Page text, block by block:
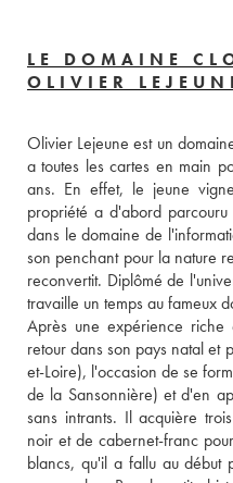
LE DOMAINE
OLIVIER
Olivier Lejeune est un
a toutes les cartes en main
ans. En effet, le jeune
propriété a d'abord
dans le domaine de
son penchant pour la nature
reconvertit. Diplômé de
travaille un temps au fameux
Après une expérience
retour dans son pays natal et
et-Loire), l'occasion de se
de la Sansonnière) et d'en
sans intrants. Il acquière
noir et de cabernet-franc
blancs, qu'il a fallu au début